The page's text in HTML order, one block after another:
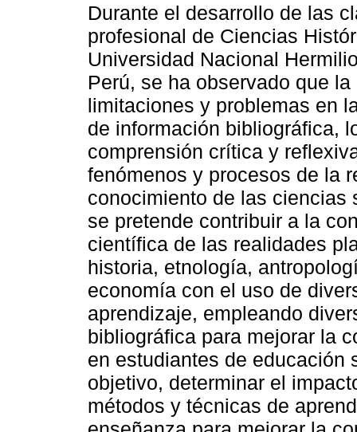
Durante el desarrollo de las
profesional de Ciencias
Universidad Nacional
Perú, se ha observado que
limitaciones y problemas en
de información bibliográfica,
comprensión crítica y
fenómenos y procesos de la
conocimiento de las ciencias
se pretende contribuir a la
científica de las realidades
historia, etnología,
economía con el uso de
aprendizaje, empleando
bibliográfica para mejorar la
en estudiantes de educación
objetivo, determinar el
métodos y técnicas de